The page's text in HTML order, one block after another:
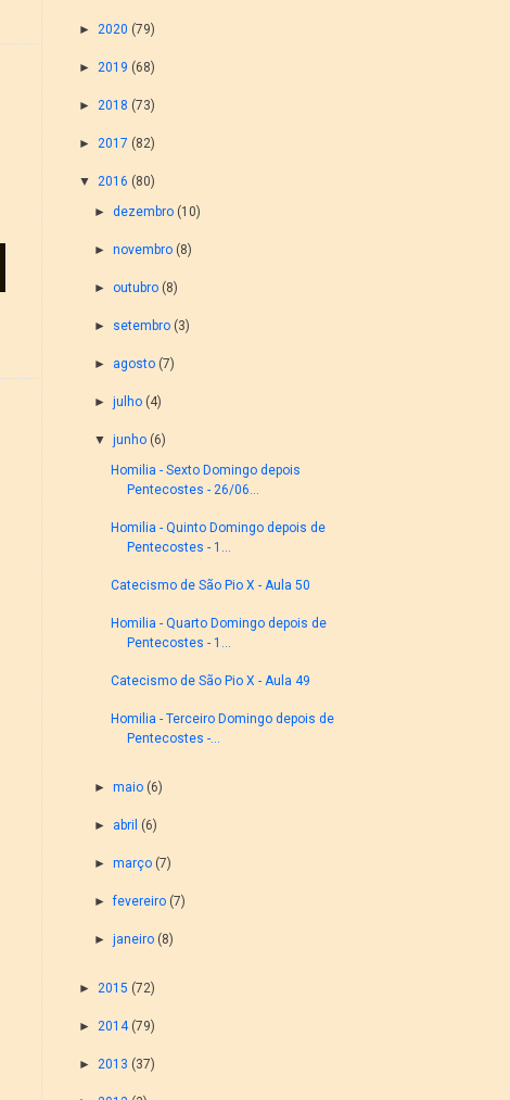
► 2020 (79)
► 2019 (68)
► 2018 (73)
► 2017 (82)
▼ 2016 (80)
►dezembro (10)
►novembro (8)
►outubro (8)
► setembro (3)
► agosto (7)
►julho (4)
▼ junho (6)
Homilia - Sexto Domingo depois
Pentecostes - 26/06...
Homilia - Quinto Domingo depois de
Pentecostes - 1...
Catecismo de São Pio X - Aula 50
Homilia - Quarto Domingo depois de
Pentecostes - 1...
Catecismo de São Pio X - Aula 49
Homilia - Terceiro Domingo depois de
Pentecostes -...
►maio (6)
► abril (6)
►março (7)
►fevereiro (7)
►janeiro (8)
► 2015 (72)
► 2014 (79)
► 2013 (37)